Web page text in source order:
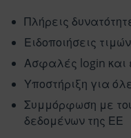
Πλήρεις
Ειδοποιήσεις
Ασφαλές login
Υποστήριξη για
Συμμόρφωση με
δεδομένων της ΕΕ